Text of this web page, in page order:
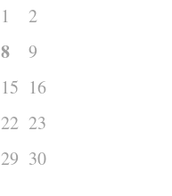
1
2
8
9
15 16
22 23
29 30